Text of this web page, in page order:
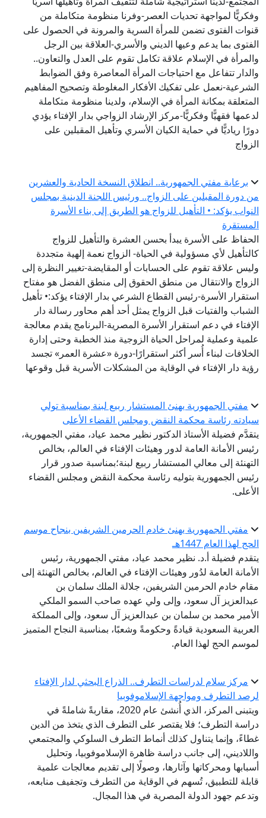
وفكريًّا لمواجهة تحديات العصر-وفرنا منظومة متكاملة من
قنوات الفتوى تضمن للمرأة السرية والمرونة في الحصول على
الفتوى بما يدعم وعيها الديني والأسري-العلاقة بين الرجل
والمرأة في الإسلام علاقة تكامل تقوم على العدل والتعاون..
والدار تتفاعل مع احتياجات المرأة المعاصرة وفق الضوابط
الشرعية-نعمل على تفكيك الأفكار المغلوطة وتصحيح المفاهيم
المتعلقة بمكانة المرأة في الإسلام، ولدينا منظومة متكاملة
لدعمها فقهيًّا وفكريًّا-مركز الإرشاد الزواجي بدار الإفتاء يؤدي
دورًا رياديًّا في حماية الكيان الأسري وتأهيل المقبلين على
الزواج
برعاية مفتي الجمهورية.. انطلاق النسخة الحادية والعشرين
من دورة المقبلين على الزواج.. ورئيس اللجنة الدينية بمجلس
النواب يؤكد: • التأهيل للزواج هو الطريق إلى بناء الأسرة
المستقرة
الحفاظ على الأسرة يبدأ بحسن العشرة والتأهيل للزواج
كالتأهيل لأي مسؤولية في الحياة- الزواج نعمة إلهية متجددة
وليس علاقة تقوم على الحسابات أو المقايضة-تغيير النظرة إلى
الزواج والانتقال من منطق الحقوق إلى منطق الفضل هو مفتاح
استقرار الأسرة-رئيس القطاع الشرعي بدار الإفتاء يؤكد:• تأهيل
الشباب والفتيات قبل الزواج يمثل أحد أهم محاور رسالة دار
الإفتاء في دعم استقرار الأسرة المصرية-البرنامج يقدم معالجة
علمية وعملية لمراحل الحياة الزوجية منذ الخطبة وحتى إدارة
الخلافات لبناء أُسر أكثر استقرارًا-دورة «عشرة العمر» تجسد
رؤية دار الإفتاء في الوقاية من المشكلات الأسرية قبل وقوعها
مفتي الجمهورية يهنئ المستشار ربيع لبنة بمناسبة تولي
سيادته رئاسة محكمة النقض ومجلس القضاء الأعلى
يتقدَّم فضيلة الأستاذ الدكتور نظير محمد عياد، مفتي الجمهورية،
رئيس الأمانة العامة لدور وهيئات الإفتاء في العالم، بخالص
التهنئة إلى معالي المستشار ربيع لبنة؛بمناسبة صدور قرار
رئيس الجمهورية بتوليه رئاسة محكمة النقض ومجلس القضاء
الأعلى.
مفتي الجمهورية يهنئ خادم الحرمين الشريفين بنجاح موسم
الحج لهذا العام 1447هـ
يتقدم فضيلة أ.د. نظير محمد عياد، مفتي الجمهورية، رئيس
الأمانة العامة لدُور وهيئات الإفتاء في العالم، بخالص التهنئة إلى
مقام خادم الحرمين الشريفين، جلالة الملك سلمان بن
عبدالعزيز آل سعود، وإلى ولي عهده صاحب السمو الملكي
الأمير محمد بن سلمان بن عبدالعزيز آل سعود، وإلى المملكة
العربية السعودية قيادةً وحكومةً وشعبًا، بمناسبة النجاح المتميز
لموسم الحج لهذا العام.
مركز سلام لدراسات التطرف.. الذراع البحثي لدار الإفتاء
لرصد التطرف ومواجهة الإسلاموفوبيا
ويتبنى المركز، الذي أُنشئ عام 2020، مقاربةً شاملةً في
دراسة التطرف؛ فلا يقتصر على التطرف الذي يتخذ من الدين
غطاءً، وإنما يتناول كذلك أنماط التطرف السلوكي والمجتمعي
واللاديني، إلى جانب دراسة ظاهرة الإسلاموفوبيا، وتحليل
أسبابها ومحركاتها وآثارها، وصولًا إلى تقديم معالجات علمية
قابلة للتطبيق، تُسهم في الوقاية من التطرف وتجفيف منابعه،
وتدعم جهود الدولة المصرية في هذا المجال.